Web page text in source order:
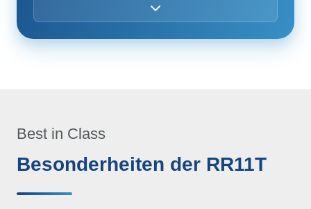
Optionaler Pantograph:
Schienenoberkante und der
Halterung für 2 Hemmschuhe Typ Libo
Arbeitsbeleuchtung im Korb sowie
Best in Class
Besonderheiten der RR11T